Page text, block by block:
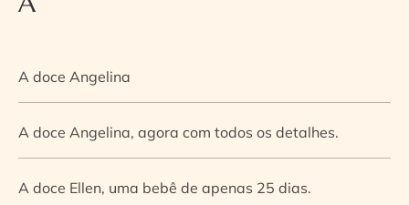
A doce Angelina
A doce Angelina, agora com todos os detalhes.
A doce Ellen, uma bebê de apenas 25 dias.